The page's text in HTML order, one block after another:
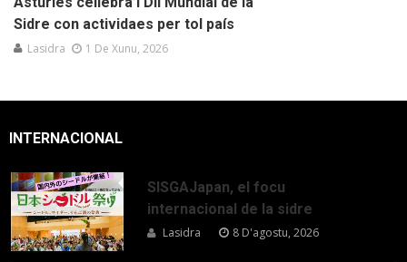
Sidre con actividaes per tol país
Lasidra 1 De Xunu, 2026
INTERNACIONAL
SISGAJapan, el focu
internacional de la sidre
Lasidra 8 D'agostu, 2026